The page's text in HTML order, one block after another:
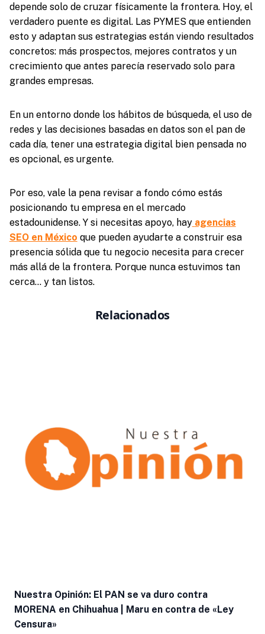
depende solo de cruzar físicamente la frontera. Hoy, el
verdadero puente es digital. Las PYMES que entienden
esto y adaptan sus estrategias están viendo resultados
concretos: más prospectos, mejores contratos y un
crecimiento que antes parecía reservado solo para
grandes empresas.
En un entorno donde los hábitos de búsqueda, el uso de
redes y las decisiones basadas en datos son el pan de
cada día, tener una estrategia digital bien pensada no
es opcional, es urgente.
Por eso, vale la pena revisar a fondo cómo estás
posicionando tu empresa en el mercado
estadounidense. Y si necesitas apoyo, hay agencias
SEO en México que pueden ayudarte a construir esa
presencia sólida que tu negocio necesita para crecer
más allá de la frontera. Porque nunca estuvimos tan
cerca… y tan listos.
Relacionados
Nuestra Opinión: El PAN se va duro contra
MORENA en Chihuahua | Maru en contra de «Ley
Censura»